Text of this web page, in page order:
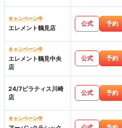
キャンペーン中
エレメント鶴見店
公式 予約
キャンペーン中
エレメント鶴見中央
店
公式 予約
24/7ピラティス川崎
店
公式 予約
キャンペーン中